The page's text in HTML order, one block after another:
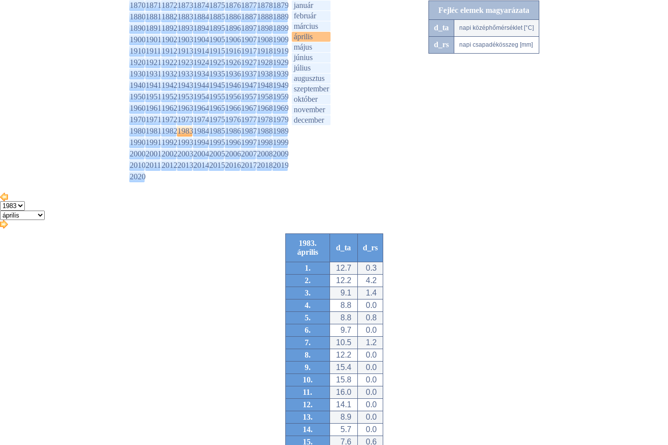
1870187118721873187418751876187718781879
1880188118821883188418851886188718881889
1890189118921893189418951896189718981899
1900190119021903190419051906190719081909
1910191119121913191419151916191719181919
1920192119221923192419251926192719281929
1930193119321933193419351936193719381939
1940194119421943194419451946194719481949
1950195119521953195419551956195719581959
1960196119621963196419651966196719681969
1970197119721973197419751976197719781979
1980198119821983198419851986198719881989
1990199119921993199419951996199719981999
2000200120022003200420052006200720082009
2010201120122013201420152016201720182019
2020
január
február
március
április
május
június
július
augusztus
szeptember
október
november
december
Fejléc elemek magyarázata
d_ta napi középhőmérséklet [°C]
d_rs napi csapadékösszeg [mm]
1983.
április
d_ta d_rs
1. 12.7
0.3
2.
12.2
4.2
3.
9.1
1.4
4.
8.8
0.0
5.
8.8
0.8
6.
9.7
0.0
7.
10.5
1.2
8.
12.2
0.0
9.
15.4
0.0
10.
15.8
0.0
11.
16.0
0.0
12.
14.1
0.0
13.
8.9
0.0
14.
5.7
0.0
15.
7.6 0.6